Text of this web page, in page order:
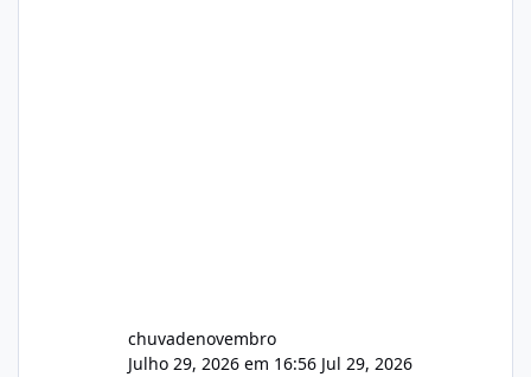
chuvadenovembro
Julho 29, 2026 em 16:56 Jul 29, 2026